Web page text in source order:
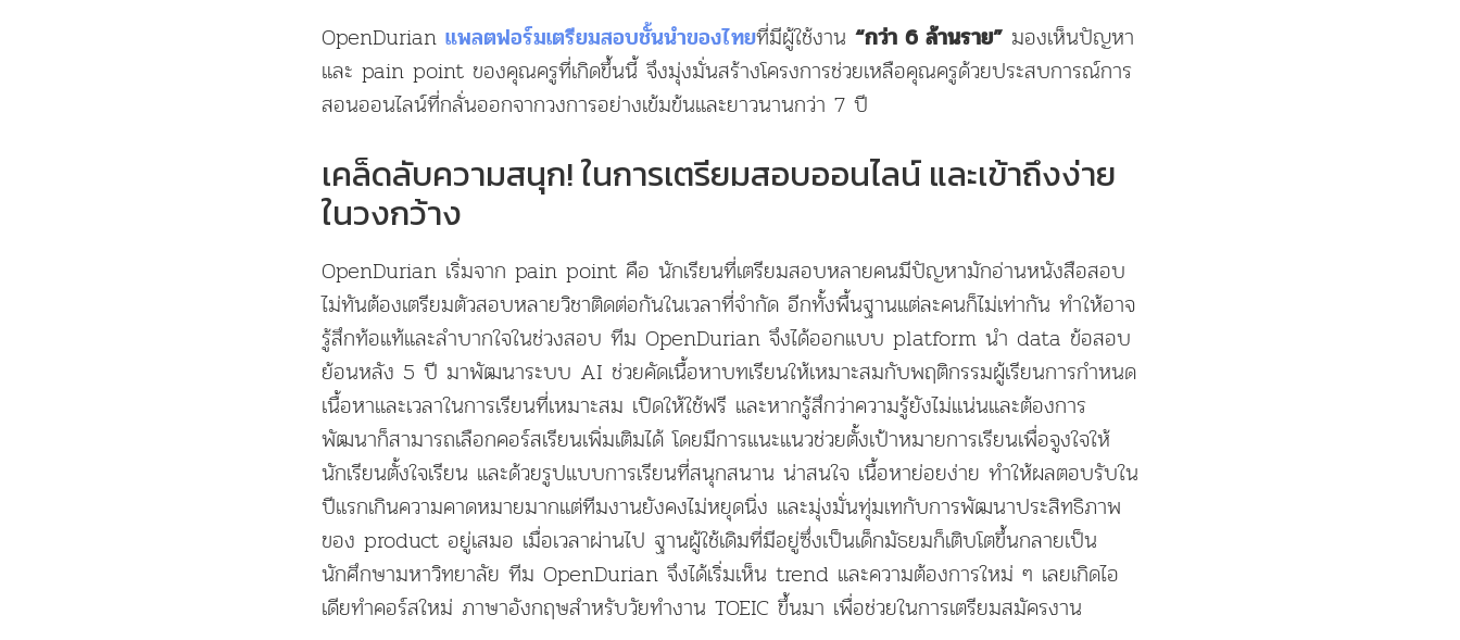
OpenDurian แพลตฟอร์มเตรียมสอบชั้นนำของไทยที่มีผู้ใช้งาน “กว่า 6 ล้านราย” มองเห็นปัญหา
และ pain point ของคุณครูที่เกิดขึ้นนี้ จึงมุ่งมั่นสร้างโครงการช่วยเหลือคุณครูด้วยประสบการณ์การ
สอนออนไลน์ที่กลั่นออกจากวงการอย่างเข้มข้นและยาวนานกว่า 7 ปี
เคล็ดลับความสนุก! ในการเตรียมสอบออนไลน์ และเข้าถึงง่าย
ในวงกว้าง
OpenDurian เริ่มจาก pain point คือ นักเรียนที่เตรียมสอบหลายคนมีปัญหามักอ่านหนังสือสอบ
ไม่ทันต้องเตรียมตัวสอบหลายวิชาติดต่อกันในเวลาที่จำกัด อีกทั้งพื้นฐานแต่ละคนก็ไม่เท่ากัน ทำให้อาจ
รู้สึกท้อแท้และลำบากใจในช่วงสอบ ทีม OpenDurian จึงได้ออกแบบ platform นำ data ข้อสอบ
ย้อนหลัง 5 ปี มาพัฒนาระบบ AI ช่วยคัดเนื้อหาบทเรียนให้เหมาะสมกับพฤติกรรมผู้เรียนการกำหนด
เนื้อหาและเวลาในการเรียนที่เหมาะสม เปิดให้ใช้ฟรี และหากรู้สึกว่าความรู้ยังไม่แน่นและต้องการ
พัฒนาก็สามารถเลือกคอร์สเรียนเพิ่มเติมได้ โดยมีการแนะแนวช่วยตั้งเป้าหมายการเรียนเพื่อจูงใจให้
นักเรียนตั้งใจเรียน และด้วยรูปแบบการเรียนที่สนุกสนาน น่าสนใจ เนื้อหาย่อยง่าย ทำให้ผลตอบรับใน
ปีแรกเกินความคาดหมายมากแต่ทีมงานยังคงไม่หยุดนิ่ง และมุ่งมั่นทุ่มเทกับการพัฒนาประสิทธิภาพ
ของ product อยู่เสมอ เมื่อเวลาผ่านไป ฐานผู้ใช้เดิมที่มีอยู่ซึ่งเป็นเด็กมัธยมก็เติบโตขึ้นกลายเป็น
นักศึกษามหาวิทยาลัย ทีม OpenDurian จึงได้เริ่มเห็น trend และความต้องการใหม่ ๆ เลยเกิดไอ
เดียทำคอร์สใหม่ ภาษาอังกฤษสำหรับวัยทำงาน TOEIC ขึ้นมา เพื่อช่วยในการเตรียมสมัครงาน